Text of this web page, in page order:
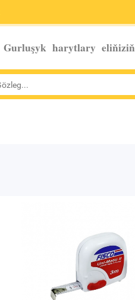
Gurluşyk harytlary eliňiziň